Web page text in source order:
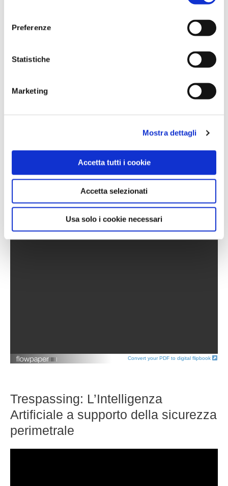
Preferenze
Statistiche
Marketing
Mostra dettagli
Accetta tutti i cookie
Accetta selezionati
Usa solo i cookie necessari
Convert your PDF to digital flipbook
Trespassing: L’Intelligenza
Artificiale a supporto della sicurezza
perimetrale